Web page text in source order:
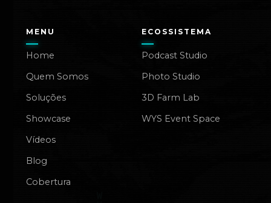
MENU
Home
Quem Somos
Soluções
Showcase
Vídeos
Blog
Cobertura
ECOSSISTEMA
Podcast Studio
Photo Studio
3D Farm Lab
WYS Event Space